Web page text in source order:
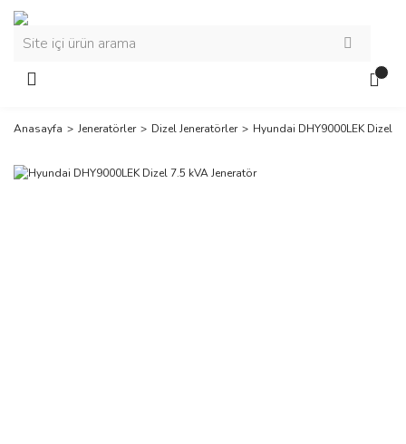
Anasayfa Jeneratörler Dizel Jeneratörler Hyundai DHY9000LEK Dizel